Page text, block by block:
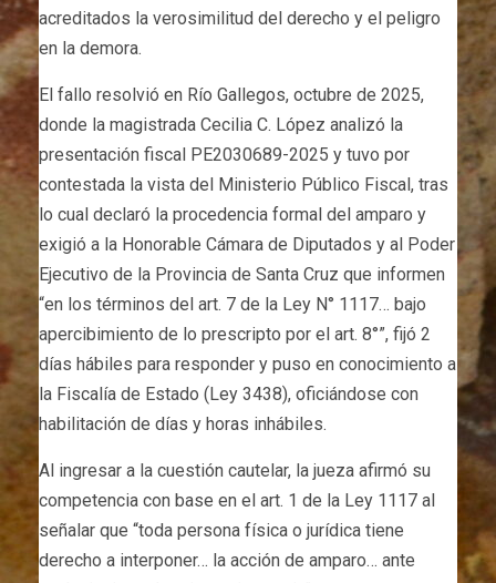
acreditados la verosimilitud del derecho y el peligro
en la demora.
El fallo resolvió en Río Gallegos, octubre de 2025,
donde la magistrada Cecilia C. López analizó la
presentación fiscal PE2030689-2025 y tuvo por
contestada la vista del Ministerio Público Fiscal, tras
lo cual declaró la procedencia formal del amparo y
exigió a la Honorable Cámara de Diputados y al Poder
Ejecutivo de la Provincia de Santa Cruz que informen
“en los términos del art. 7 de la Ley N° 1117… bajo
apercibimiento de lo prescripto por el art. 8°”, fijó 2
días hábiles para responder y puso en conocimiento a
la Fiscalía de Estado (Ley 3438), oficiándose con
habilitación de días y horas inhábiles.
Al ingresar a la cuestión cautelar, la jueza afirmó su
competencia con base en el art. 1 de la Ley 1117 al
señalar que “toda persona física o jurídica tiene
derecho a interponer… la acción de amparo… ante